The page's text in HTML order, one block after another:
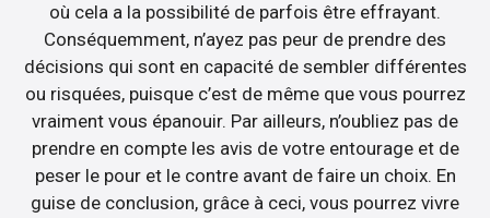
où cela a la possibilité de parfois être effrayant.
Conséquemment, n’ayez pas peur de prendre des
décisions qui sont en capacité de sembler différentes
ou risquées, puisque c’est de même que vous pourrez
vraiment vous épanouir. Par ailleurs, n’oubliez pas de
prendre en compte les avis de votre entourage et de
peser le pour et le contre avant de faire un choix. En
guise de conclusion, grâce à ceci, vous pourrez vivre